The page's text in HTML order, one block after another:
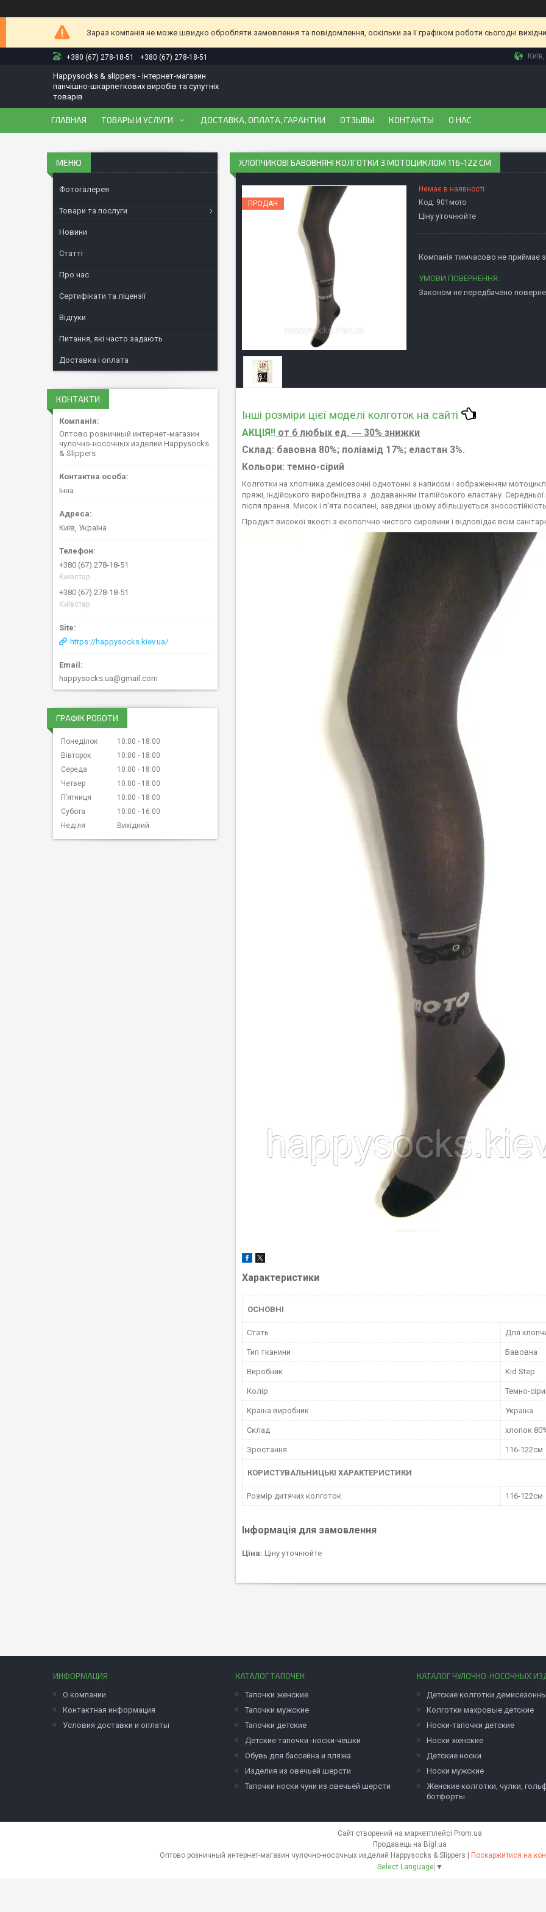
Зараз компанія не може швидко обробляти замовлення та повідомлення, оскільки за її графіком роботи сьогодні
+380 (67) 278-18-51 +380 (67) 278-18-51
Happysocks & slippers - інтернет-магазин
панчішно-шкарпеткових виробів та супутніх
товарів
ГЛАВНАЯ ТОВАРЫ И УСЛУГИ ДОСТАВКА, ОПЛАТА, ГАРАНТИИ ОТЗЫВЫ КОНТАКТЫ О НАС
ХЛОПЧИКОВІ БАВОВНЯНІ КОЛГОТКИ З МОТОЦИКЛОМ 116-122 СМ
ПРОДАН
Немає в наявності
Код: 901мото
Ціну уточнюйте
Компанія тимчасово не приймає
Законом не передбачено
Інші розміри цієї моделі колготок на сайті
АКЦІЯ!! от 6 любых ед. ― 30% знижки
Склад: бавовна 80%; поліамід 17%; еластан 3%.
Кольори: темно-сірий
Колготки на хлопчика демісезонні однотонні з написом і зображенням
пряжі, індійського виробництва з додаванням італійського еластану.
після прання. Мисок і п'ята посилені, завдяки цьому збільшується
Продукт високої якості з екологічно чистого сировини і відповідає всім
Характеристики
ОСНОВНІ
Стать Для
Тип тканини Бавовна
Виробник Kid Step
Колір Темно-
Країна виробник Україна
Склад хлопок
Зростання 116-122см
КОРИСТУВАЛЬНИЦЬКІ ХАРАКТЕРИСТИКИ
Розмір дитячих колготок 116-122см
Інформація для замовлення
Ціна: Ціну уточнюйте
Фотогалерея
Товари та послуги
Новини
Статті
Про нас
Сертифікати та ліцензії
Відгуки
Питання, які часто задають
Доставка і оплата
КОНТАКТИ
Оптово розничный интернет-магазин
чулочно-носочных изделий Happysocks
& Slippers
Інна
Київ, Україна
+380 (67) 278-18-51
Київстар
+380 (67) 278-18-51
Київстар
https://happysocks.kiev.ua/
happysocks.ua@gmail.com
ГРАФІК РОБОТИ
Понеділок 10:00
18:00
Вівторок
10:00
18:00
Середа
10:00
18:00
Четвер
10:00
18:00
Пʼятниця
10:00
18:00
Субота
10:00
16:00
Неділя
Вихідний
ИНФОРМАЦИЯ
О компании
Контактная информация
Условия доставки и оплаты
КАТАЛОГ ТАПОЧЕК
Тапочки женские
Тапочки мужские
Тапочки детские
Детские тапочки -носки-чешки
Обувь для бассейна и пляжа
Изделия из овечьей шерсти
Тапочки носки чуни из овечьей шерсти
КАТАЛОГ ЧУЛОЧНО-НОСОЧНЫХ
Детские колготки
Колготки махровые детские
Носки-тапочки детские
Носки женские
Детские носки
Носки мужские
Женские колготки, чулки,
ботфорты
Сайт створений на маркетплейсі Prom.ua
Продавець на Bigl.ua
Поскаржитися на
Select Language ▼